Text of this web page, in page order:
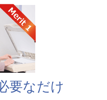
要なだけ